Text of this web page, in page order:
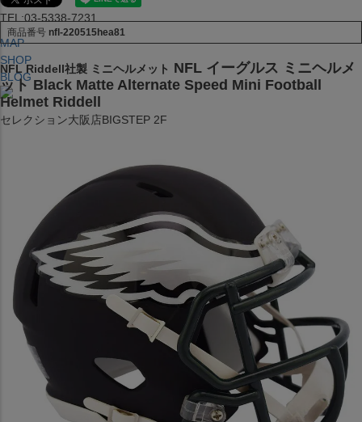
TEL:03-5338-7231
MAP
SHOP
BLOG
セレクション大阪店BIGSTEP 2F
大阪府大阪市中央区西心斎橋1丁目6番14号
TEL:06-4708-3300
MAP
SHOP
BLOG
JR水道橋駅西口店
営業：土・日・祝日のみ 12:00-18:00
〒101-0061
東京都千代田区神田三崎町２丁目２２−１ 1F
商品番号 nfl-220515hea81
NFL Riddell社製 ミニヘルメット NFL イーグルス ミニヘルメ
ット Black Matte Alternate Speed Mini Football
Helmet Riddell